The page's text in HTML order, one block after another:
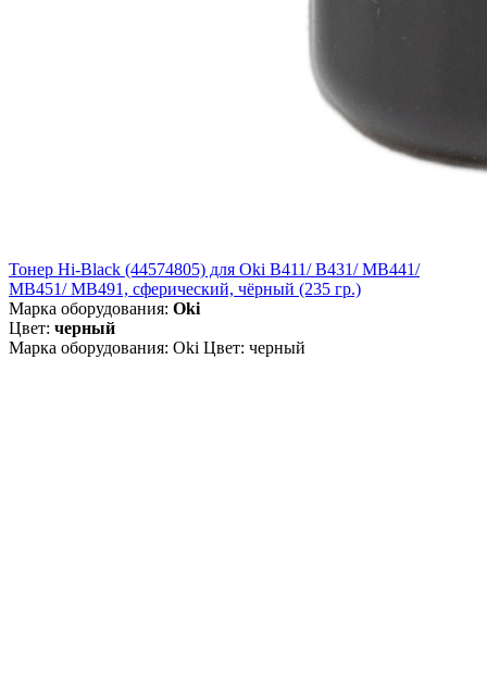
Тонер Hi-Black (44574805) для Oki B411/ B431/ MB441/
MB451/ MB491, сферический, чёрный (235 гр.)
Марка оборудования: Oki
Цвет: черный
Марка оборудования: Oki Цвет: черный